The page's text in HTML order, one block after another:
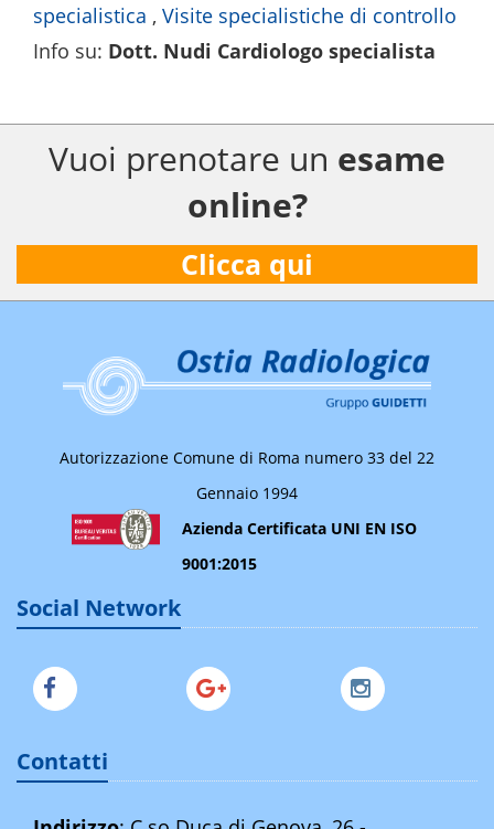
specialistica , Visite specialistiche di controllo
Info su: Dott. Nudi Cardiologo specialista
Vuoi prenotare un esame
online?
Clicca qui
Autorizzazione Comune di Roma numero 33 del 22
Gennaio 1994
Azienda Certificata UNI EN ISO
9001:2015
Social Network
Contatti